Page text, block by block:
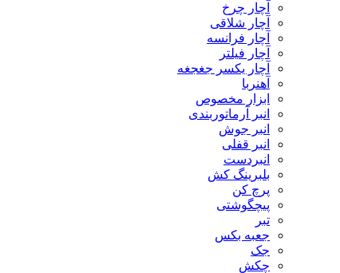
آچار چرخ
آچار شلاقی
آچار فرانسه
آچار فیلتر
آچار یکسر جغجغه
آهنربا
ابزار مخصوص
انبر آرماتوربندی
انبر جوش
انبر قفلی
انبردست
بلبرینگ کش
پرچ کن
پیچگوشتی
تبر
جعبه بکس
جک
چکش